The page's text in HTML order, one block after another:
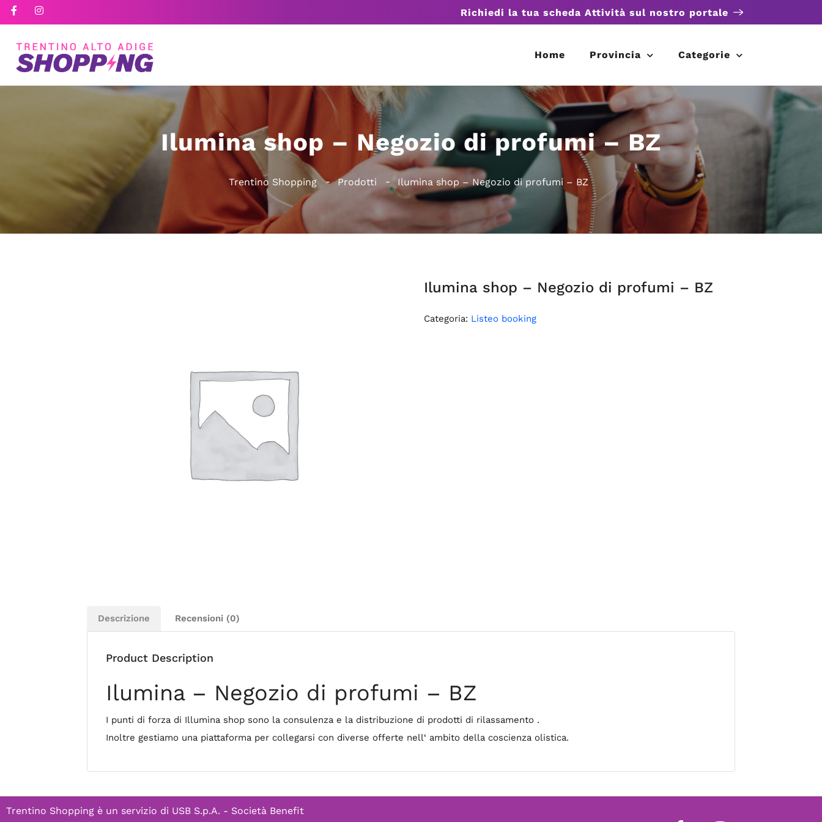
Richiedi la tua scheda Attività sul nostro portale
Home Provincia Categorie
Ilumina shop – Negozio di profumi – BZ
Trentino Shopping Prodotti Ilumina shop – Negozio di profumi – BZ
Ilumina shop – Negozio di profumi – BZ
Categoria: Listeo booking
Descrizione Recensioni (0)
Product Description
Ilumina – Negozio di profumi – BZ
I punti di forza di Illumina shop sono la consulenza e la distribuzione di prodotti di rilassamento .
Inoltre gestiamo una piattaforma per collegarsi con diverse offerte nell‘ ambito della coscienza olistica.
Trentino Shopping è un servizio di USB S.p.A. - Società Benefit